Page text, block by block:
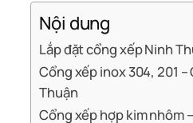
Nội dung
Lắp đặt cổng xếp Ninh
Cổng xếp inox 304, 201
Thuận
Cổng xếp hợp kim nhôm